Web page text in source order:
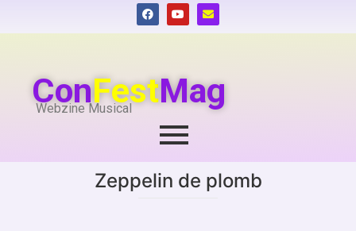
ConFestMag
Webzine Musical
Zeppelin de plomb